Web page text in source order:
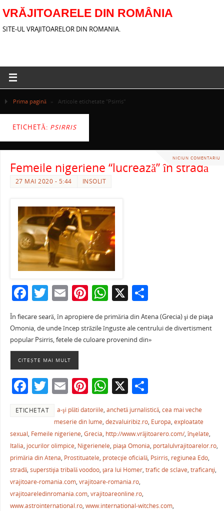
VRĂJITOARELE DIN ROMÂNIA
SITE-UL VRAJITOARELOR DIN ROMANIA.
Prima pagină » Articole etichetate "Psirris"
ETICHETĂ: PSIRRIS
NICIUN COMENTARIU
Femeile nigeriene “lucrează” în stradă
27 MAI 2020 - 5:44 INSOLIT
F
c
e
b
o
o
k
T
w
itt
er
E
ai
l
Pi
nt
er
e
W
h
at
s
p
p
X P
ar
ta
je
ză
În fiecare seară, în apropiere de primăria din Atena (Grecia) şi de piaţa
Omonia, de unde încep străzile înguste ale centrului de divertisment
popular Psirris, fetele de culoare provenind din»
CITEȘTE MAI MULT
F
c
e
b
o
o
k
T
itt
er
E
m
ai
l
Pi
nt
er
e
st
W
h
at
s
A
p
p
X P
ar
ta
je
a
ză
ETICHETAT a-şi plăti datoriile,anchetă jurnalistică,cea mai veche
meserie din lume,dezvaluiribiz.ro, Europa,exploatate
sexual, Femeile nigeriene, Grecia, http://www.vrăjitoarero.com/, înşelate,
Italia, jocurilor olimpice, Nigerienele, piaţa Omonia, portalulvrajitoarelor.ro,
primăria din Atena, Prostituatele, protecţie oficială, Psirris, regiunea Edo,
stradă, superstiţia tribală voodoo, ţara lui Homer, trafic de sclave, traficanţi,
vrajitoare-romania.com, vrajitoare-romania.ro,
vrajitoareledinromania.com, vrajitoareonline.ro,
www.astrointernational.ro, www.international-witches.com,